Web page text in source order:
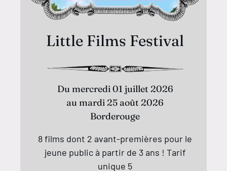
Little Films Festival
Du mercredi 01 juillet 2026
au mardi 25 août 2026
Borderouge
8 films dont 2 avant-premières pour le
jeune public à partir de 3 ans ! Tarif
unique 5